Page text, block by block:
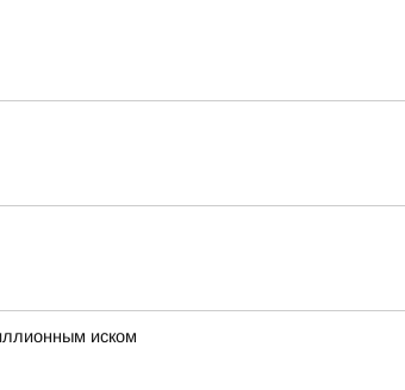
иском